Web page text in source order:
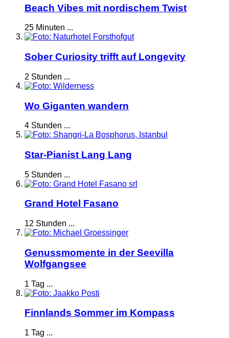
Beach Vibes mit nordischem Twist
25 Minuten ...
Sober Curiosity trifft auf Longevity
2 Stunden ...
Wo Giganten wandern
4 Stunden ...
Star-Pianist Lang Lang
5 Stunden ...
Grand Hotel Fasano
12 Stunden ...
Genussmomente in der Seevilla
Wolfgangsee
1 Tag ...
Finnlands Sommer im Kompass
1 Tag ...